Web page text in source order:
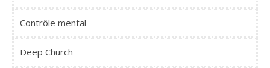
Contrôle mental
Deep Church